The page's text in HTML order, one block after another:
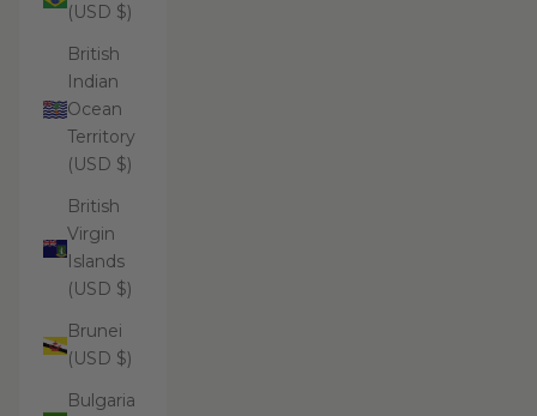
(USD $)
British
Indian
Ocean
Territory
(USD $)
British
Virgin
Islands
(USD $)
Brunei
(USD $)
Bulgaria